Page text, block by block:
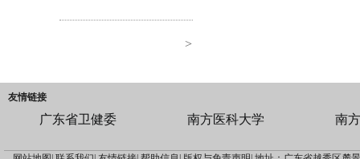
>
友情链接
广东省卫健委 南方医科大学 南